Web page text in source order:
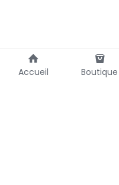
Accueil Boutique